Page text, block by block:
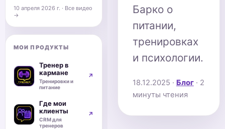
Барко о
питании,
тренировках
и психологии.
18.12.2025 · Блог· 2
минуты чтения
10 апреля 2026 г. · Все видео
→
МОИ ПРОДУКТЫ
Тренер в
кармане
Тренировки и
питание
↗
Где мои
клиенты
CRM для
тренеров
↗